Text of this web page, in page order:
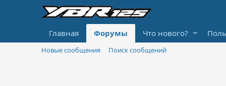
Главная Форумы Что нового?
Новые сообщения Поиск сообщений